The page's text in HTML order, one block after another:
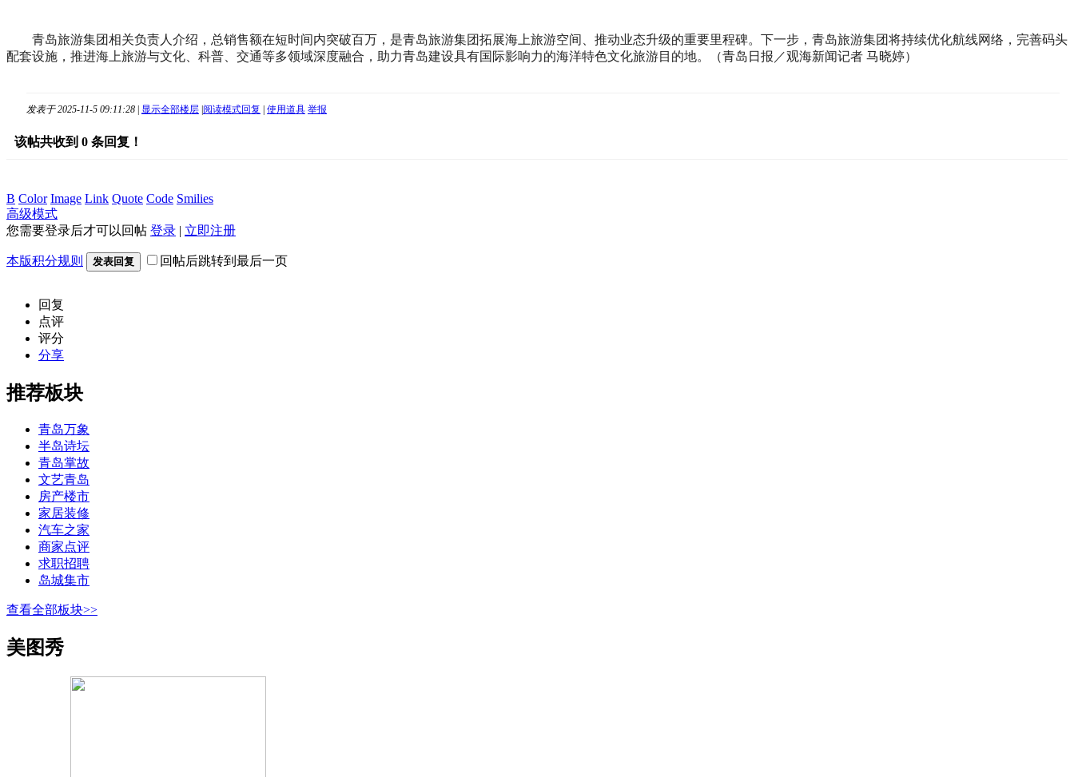
青岛旅游集团相关负责人介绍，总销售额在短时间内突破百万，是青岛旅游集团拓展海上旅游空间、推动业态升级的重要里程碑。下一步，青岛旅游集团将持续优化航线网络，完善码头
配套设施，推进海上旅游与文化、科普、交通等多领域深度融合，助力青岛建设具有国际影响力的海洋特色文化旅游目的地。（青岛日报／观海新闻记者 马晓婷）
发表于 2025-11-5 09:11:28 | 显示全部楼层 |阅读模式回复 | 使用道具 举报
该帖共收到 0 条回复！
B Color Image Link Quote Code Smilies
高级模式
您需要登录后才可以回帖 登录 | 立即注册
本版积分规则 发表回复 回帖后跳转到最后一页
回复
点评
评分
分享
推荐板块
青岛万象
半岛诗坛
青岛掌故
文艺青岛
房产楼市
家居装修
汽车之家
商家点评
求职招聘
岛城集市
查看全部板块>>
美图秀